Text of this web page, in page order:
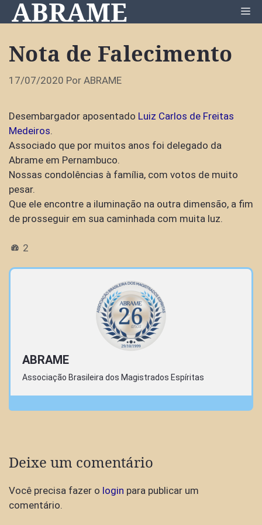
Pular
para
conteúdo
ABRAME
Nota de Falecimento
17/07/2020 Por ABRAME
Desembargador aposentado Luiz Carlos de Freitas
Medeiros.
Associado que por muitos anos foi delegado da
Abrame em Pernambuco.
Nossas condolências à família, com votos de muito
pesar.
Que ele encontre a iluminação na outra dimensão, a fim
de prosseguir em sua caminhada com muita luz.
2
ABRAME
Associação Brasileira dos Magistrados Espíritas
Deixe um comentário
Você precisa fazer o login para publicar um
comentário.